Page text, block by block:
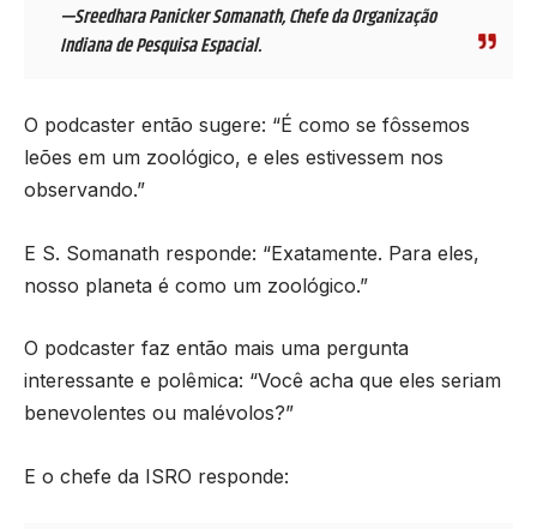
—Sreedhara Panicker Somanath, Chefe da Organização
Indiana de Pesquisa Espacial.
O podcaster então sugere: “É como se fôssemos
leões em um zoológico, e eles estivessem nos
observando.”
E S. Somanath responde: “Exatamente. Para eles,
nosso planeta é como um zoológico.”
O podcaster faz então mais uma pergunta
interessante e polêmica: “Você acha que eles seriam
benevolentes ou malévolos?”
E o chefe da ISRO responde: